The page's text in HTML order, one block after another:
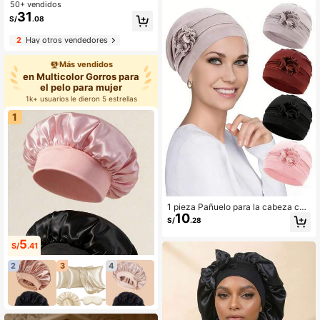
letero, set de regalo versátil para to
das las estaciones, verano, playa, s
50+ vendidos
S/31 .08
2Hay otros vendedores
Más vendidos
en Multicolor Gorros para
el pelo para mujer
1k+ usuarios le dieron 5 estrellas
1
S/5.41
2 3 4
1 pieza Pañuelo para la cabeza con
diseño floral para mujeres, adecuad
o para pacientes de quimioterapia y
S/10.28